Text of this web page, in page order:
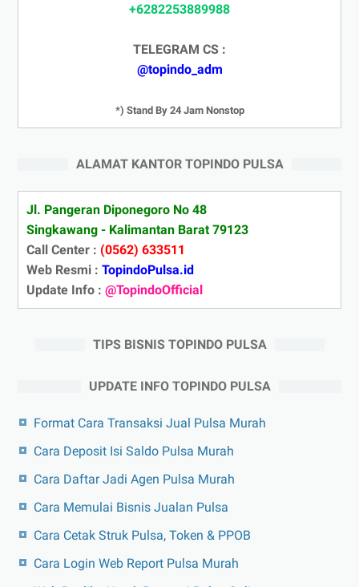
+6282253889988
TELEGRAM CS :
@topindo_adm
*) Stand By 24 Jam Nonstop
ALAMAT KANTOR TOPINDO PULSA
Jl. Pangeran Diponegoro No 48
Singkawang - Kalimantan Barat 79123
Call Center : (0562) 633511
Web Resmi : TopindoPulsa.id
Update Info : @TopindoOfficial
TIPS BISNIS TOPINDO PULSA
UPDATE INFO TOPINDO PULSA
Format Cara Transaksi Jual Pulsa Murah
Cara Deposit Isi Saldo Pulsa Murah
Cara Daftar Jadi Agen Pulsa Murah
Cara Memulai Bisnis Jualan Pulsa
Cara Cetak Struk Pulsa, Token & PPOB
Cara Login Web Report Pulsa Murah